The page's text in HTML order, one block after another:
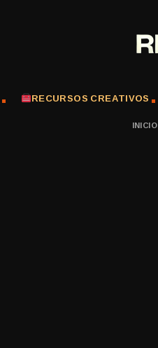
RECURSOS CREATIVOS
INICIO